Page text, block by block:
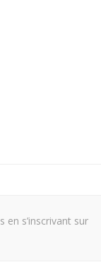
en s’inscrivant sur